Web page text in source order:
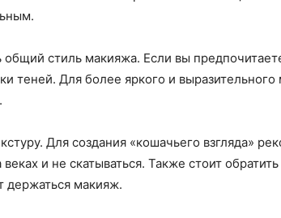
стиль макияжа. Если вы
теней. Для более яркого и
Для создания «кошачьего взгляда»
и не скатываться. Также стоит
держаться макияж.